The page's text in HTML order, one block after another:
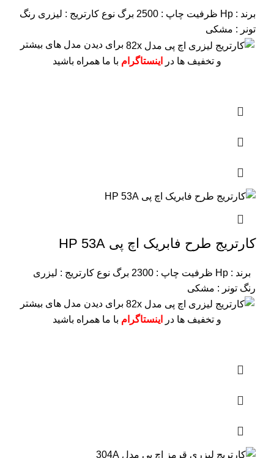
برند : Hp ظرفیت چاپ : 2500 برگ نوع کارتریج : لیزری رنگ
تونر : مشکی
برای دیدن مدل های بیشتر
و تخفیف ها در
اینستاگرام با ما همراه باشید
کارتریج طرح فابریک اچ پی HP 53A
برند : Hp ظرفیت چاپ : 2300 برگ
نوع کارتریج : لیزری
رنگ تونر : مشکی
برای دیدن مدل های بیشتر
و تخفیف ها در
اینستاگرام با ما همراه باشید